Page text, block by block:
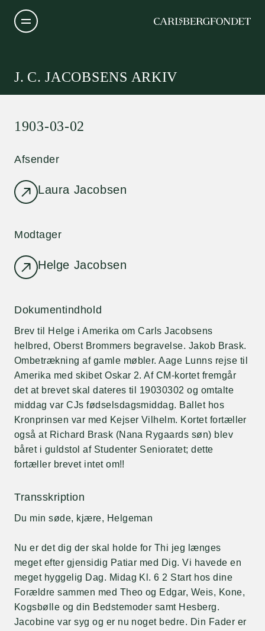
J. C. JACOBSENS ARKIV
1903-03-02
Afsender
Laura Jacobsen
Modtager
Helge Jacobsen
Dokumentindhold
Brev til Helge i Amerika om Carls Jacobsens
helbred, Oberst Brommers begravelse. Jakob Brask.
Ombetrækning af gamle møbler. Aage Lunns rejse til
Amerika med skibet Oskar 2. Af CM-kortet fremgår
det at brevet skal dateres til 19030302 og omtalte
middag var CJs fødselsdagsmiddag. Ballet hos
Kronprinsen var med Kejser Vilhelm. Kortet fortæller
også at Richard Brask (Nana Rygaards søn) blev
båret i guldstol af Studenter Senioratet; dette
fortæller brevet intet om!!
Transskription
Du min søde, kjære, Helgeman
Nu er det dig der skal holde for Thi jeg længes
meget efter gjensidig Patiar med Dig. Vi havede en
meget hyggelig Dag. Midag Kl. 6 2 Start hos dine
Forældre sammen med Theo og Edgar, Weis, Kone,
Kogsbølle og din Bedstemoder samt Hesberg.
Jacobine var syg og er nu noget bedre. Din Fader er